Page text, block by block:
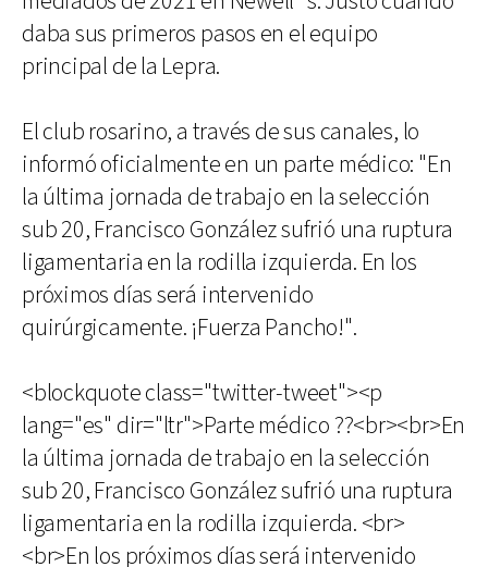
daba sus primeros pasos en el equipo
principal de la Lepra.
El club rosarino, a través de sus canales, lo
informó oficialmente en un parte médico: "En
la última jornada de trabajo en la selección
sub 20, Francisco González sufrió una ruptura
ligamentaria en la rodilla izquierda. En los
próximos días será intervenido
quirúrgicamente. ¡Fuerza Pancho!".
<blockquote class="twitter-tweet"><p
lang="es" dir="ltr">Parte médico ??<br><br>En
la última jornada de trabajo en la selección
sub 20, Francisco González sufrió una ruptura
ligamentaria en la rodilla izquierda. <br>
<br>En los próximos días será intervenido